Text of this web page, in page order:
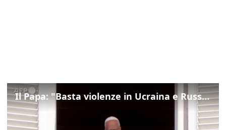
Il Papa: "Basta violenze in Ucraina e Russia, spazio a diplomazia"